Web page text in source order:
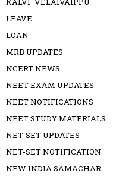
LEAVE
LOAN
MRB UPDATES
NCERT NEWS
NEET EXAM UPDATES
NEET NOTIFICATIONS
NEET STUDY MATERIALS
NET-SET UPDATES
NET-SET NOTIFICATION
NEW INDIA SAMACHAR